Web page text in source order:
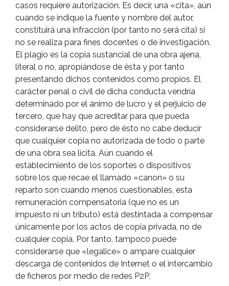
casos requiere autorización. Es decir, una «cita», aún
cuando se indique la fuente y nombre del autor,
constituirá una infracción (por tanto no será cita) si
no se realiza para fines docentes o de investigación.
El plagio es la copia sustancial de una obra ajena,
literal o no, apropiándose de ésta y por tanto
presentando dichos contenidos como propios. El
carácter penal o civil de dicha conducta vendrí­a
determinado por el ánimo de lucro y el perjuicio de
tercero, que hay que acreditar para que pueda
considerarse delito, pero de ésto no cabe deducir
que cualquier copia no autorizada de todo o parte
de una obra sea lí­cita. Aún cuando el
establecimiento de los soportes o dispositivos
sobre los que recae el llamado «canon» o su
reparto son cuando menos cuestionables, esta
remuneración compensatoria (que no es un
impuesto ni un tributo) está destintada a compensar
únicamente por los actos de copia privada, no de
cualquier copia. Por tanto, tampoco puede
considerarse que «legalice» o ampare cualquier
descarga de contenidos de Internet o el intercambio
de ficheros por medio de redes P2P.